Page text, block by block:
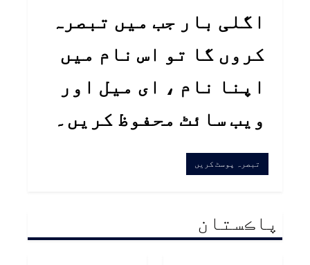
اگلی بار جب میں تبصرہ
کروں گا تو اس نام میں
اپنا نام ، ای میل اور
ویب سائٹ محفوظ کریں۔
پاڪستان